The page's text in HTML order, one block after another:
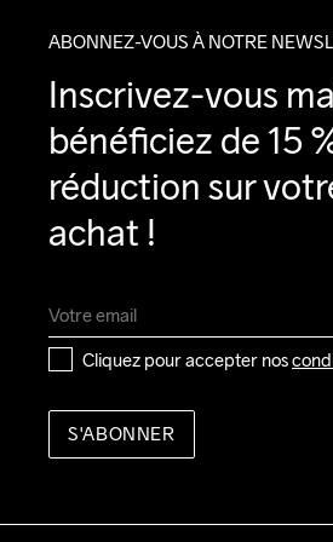
ABONNEZ-VOUS À NOTRE
Inscrivez-vous
bénéficiez de 15
réduction sur
achat !
Cliquez pour accepter nos
S'ABONNER